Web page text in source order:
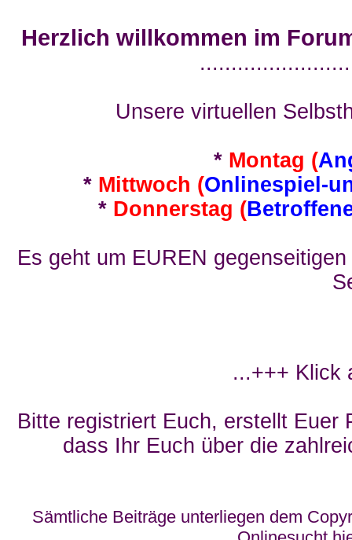
Herzlich willkommen im
Unsere virtuellen
* Montag (
* Mittwoch (Onlinespiel-
* Donnerstag (
Es geht um EUREN
...+++ Klick
Bitte registriert Euch, erstellt Euer
dass Ihr Euch über die
Sämtliche Beiträge unterliegen dem